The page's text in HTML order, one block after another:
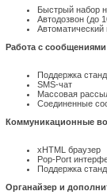
Быстрый набор
Автодозвон (до
Автоматический
Работа с сообщениями
Поддержка
SMS-чат
Массовая
Соединенные
Коммуникационные
xHTML браузер
Pop-Port
Поддержка
Органайзер и